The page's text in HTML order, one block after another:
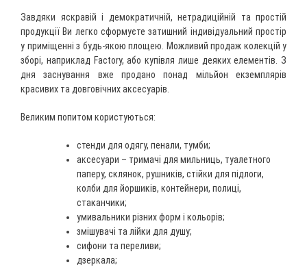
Завдяки яскравій і демократичній, нетрадиційній та простій
продукції Ви легко сформуєте затишний індивідуальний простір
у приміщенні з будь-якою площею. Можливий продаж колекцій у
зборі, наприклад Factory, або купівля лише деяких елементів. З
дня заснування вже продано понад мільйон екземплярів
красивих та довговічних аксесуарів.
Великим попитом користуються:
стенди для одягу, пенали, тумби;
аксесуари – тримачі для мильниць, туалетного
паперу, склянок, рушників, стійки для підлоги,
колби для йоршиків, контейнери, полиці,
стаканчики;
умивальники різних форм і кольорів;
змішувачі та лійки для душу;
сифони та переливи;
дзеркала;